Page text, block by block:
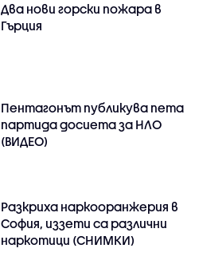
Два нови горски пожара в
Гърция
Пентагонът публикува пета
партида досиета за НЛО
(ВИДЕО)
Разкриха наркооранжерия в
София, иззети са различни
наркотици (СНИМКИ)